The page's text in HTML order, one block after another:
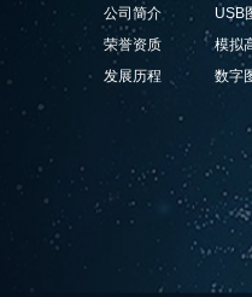
公司简介
荣誉资质
发展历程
USB
模拟
数字